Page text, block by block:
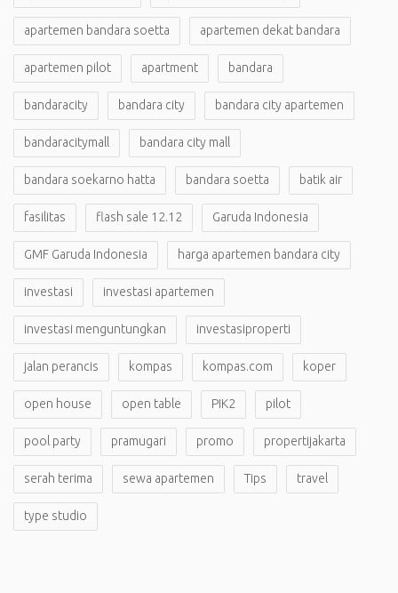
apartemen bandara soetta apartemen dekat bandara
apartemen pilot apartment bandara
bandaracity bandara city bandara city apartemen
bandaracitymall bandara city mall
bandara soekarno hatta bandara soetta batik air
fasilitas flash sale 12.12 Garuda Indonesia
GMF Garuda Indonesia harga apartemen bandara city
investasi investasi apartemen
investasi menguntungkan investasiproperti
jalan perancis kompas kompas.com koper
open house open table PIK2 pilot
pool party pramugari promo propertijakarta
serah terima sewa apartemen Tips travel
type studio